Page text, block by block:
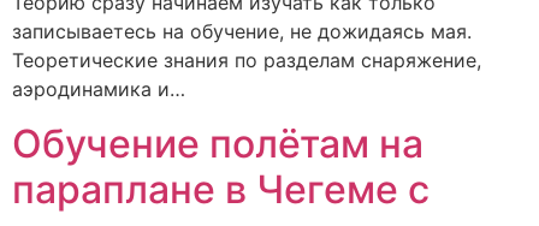
записываетесь на обучение, не дожидаясь мая.
Теоретические знания по разделам снаряжение,
аэродинамика и…
Обучение полётам на
параплане в Чегеме с